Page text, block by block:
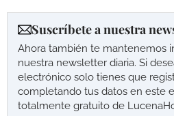
Suscríbete a nuestra
Ahora también te mantenemos
nuestra newsletter diaria. Si
electrónico solo tienes que
completando tus datos en este
totalmente gratuito de